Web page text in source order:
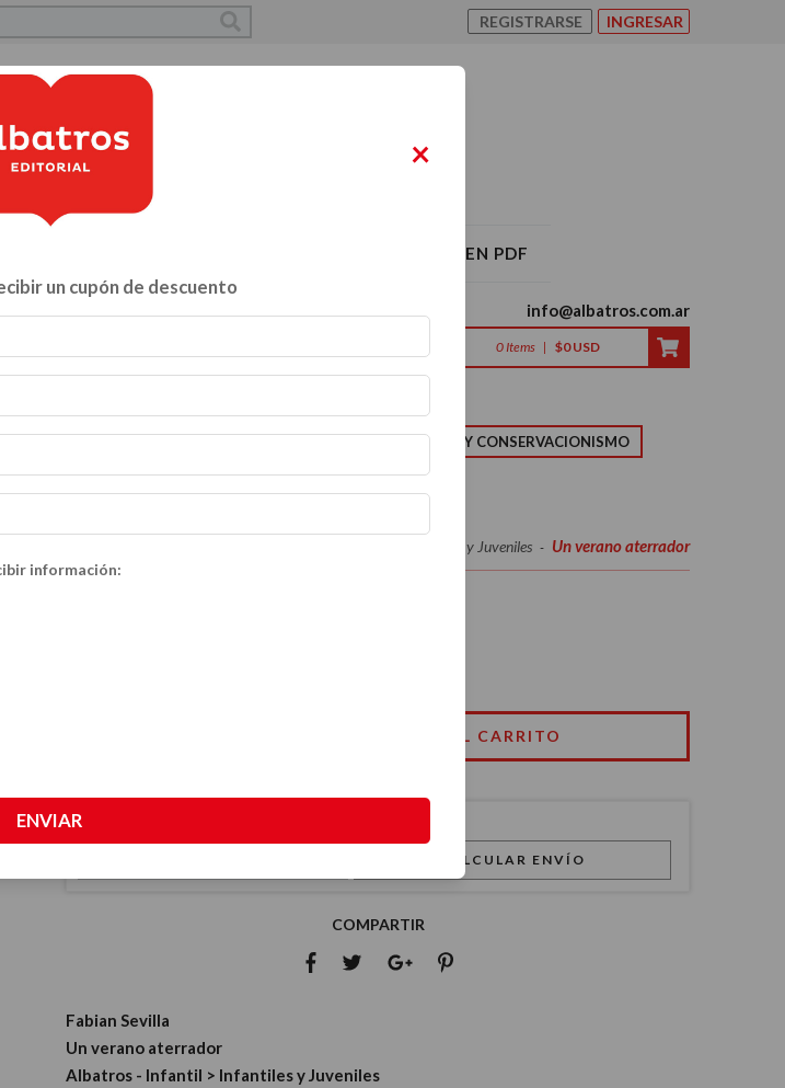
REGISTRARSE INGRESAR
CATÁLOGO ALBATROS 2026 EN PDF
info@albatros.com.ar
0 Items | $0 USD
NATURALEZA Y CONSERVACIONISMO
Infantiles y Juveniles - Un verano aterrador
CALCULÁ EL COSTO DE TU ENVÍO
CALCULAR ENVÍO
COMPARTIR
Fabian Sevilla
Un verano aterrador
Albatros - Infantil > Infantiles y Juveniles
×
un cupón de descuento
información:
ENVIAR